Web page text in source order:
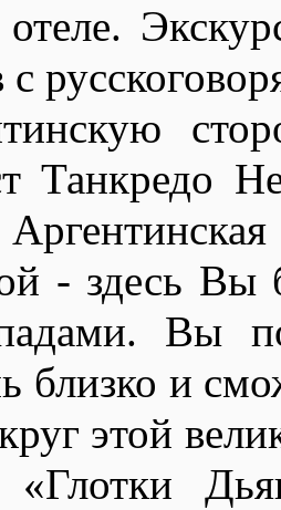
с
Танкредо
- здесь Вы
Вы
близко и
этой
«Глотки